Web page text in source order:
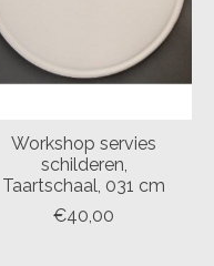
Workshop servies
schilderen,
Taartschaal, 031 cm
€40,00